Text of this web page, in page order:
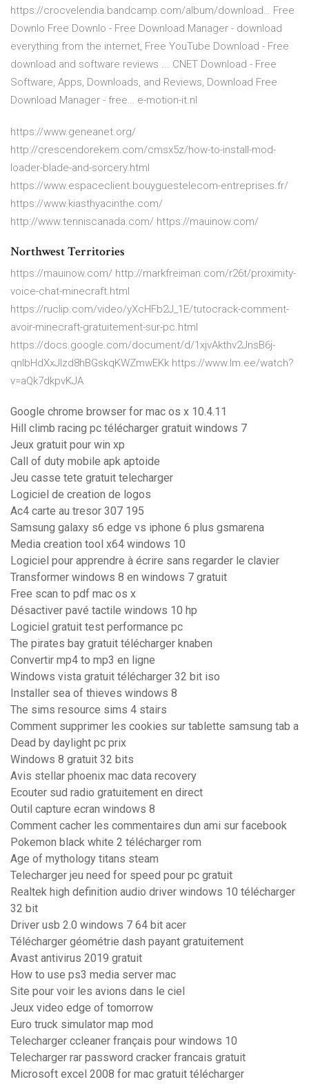
https://crocvelendia.bandcamp.com/album/download… Free
Downlo Free Downlo - Free Download Manager - download
everything from the internet, Free YouTube Download - Free
download and software reviews ... CNET Download - Free
Software, Apps, Downloads, and Reviews, Download Free
Download Manager - free… e-motion-it.nl
https://www.geneanet.org/
http://crescendorekem.com/cmsx5z/how-to-install-mod-
loader-blade-and-sorcery.html
https://www.espaceclient.bouyguestelecom-entreprises.fr/
https://www.kiasthyacinthe.com/
http://www.tenniscanada.com/ https://mauinow.com/
Northwest Territories
https://mauinow.com/ http://markfreiman.com/r26t/proximity-
voice-chat-minecraft.html
https://ruclip.com/video/yXcHFb2J_1E/tutocrack-comment-
avoir-minecraft-gratuitement-sur-pc.html
https://docs.google.com/document/d/1xjvAkthv2JnsB6j-
qnIbHdXxJIzd8hBGskqKWZmwEKk https://www.lm.ee/watch?
v=aQk7dkpvKJA
Google chrome browser for mac os x 10.4.11
Hill climb racing pc télécharger gratuit windows 7
Jeux gratuit pour win xp
Call of duty mobile apk aptoide
Jeu casse tete gratuit telecharger
Logiciel de creation de logos
Ac4 carte au tresor 307 195
Samsung galaxy s6 edge vs iphone 6 plus gsmarena
Media creation tool x64 windows 10
Logiciel pour apprendre à écrire sans regarder le clavier
Transformer windows 8 en windows 7 gratuit
Free scan to pdf mac os x
Désactiver pavé tactile windows 10 hp
Logiciel gratuit test performance pc
The pirates bay gratuit télécharger knaben
Convertir mp4 to mp3 en ligne
Windows vista gratuit télécharger 32 bit iso
Installer sea of thieves windows 8
The sims resource sims 4 stairs
Comment supprimer les cookies sur tablette samsung tab a
Dead by daylight pc prix
Windows 8 gratuit 32 bits
Avis stellar phoenix mac data recovery
Ecouter sud radio gratuitement en direct
Outil capture ecran windows 8
Comment cacher les commentaires dun ami sur facebook
Pokemon black white 2 télécharger rom
Age of mythology titans steam
Telecharger jeu need for speed pour pc gratuit
Realtek high definition audio driver windows 10 télécharger
32 bit
Driver usb 2.0 windows 7 64 bit acer
Télécharger géométrie dash payant gratuitement
Avast antivirus 2019 gratuit
How to use ps3 media server mac
Site pour voir les avions dans le ciel
Jeux video edge of tomorrow
Euro truck simulator map mod
Telecharger ccleaner français pour windows 10
Telecharger rar password cracker francais gratuit
Microsoft excel 2008 for mac gratuit télécharger